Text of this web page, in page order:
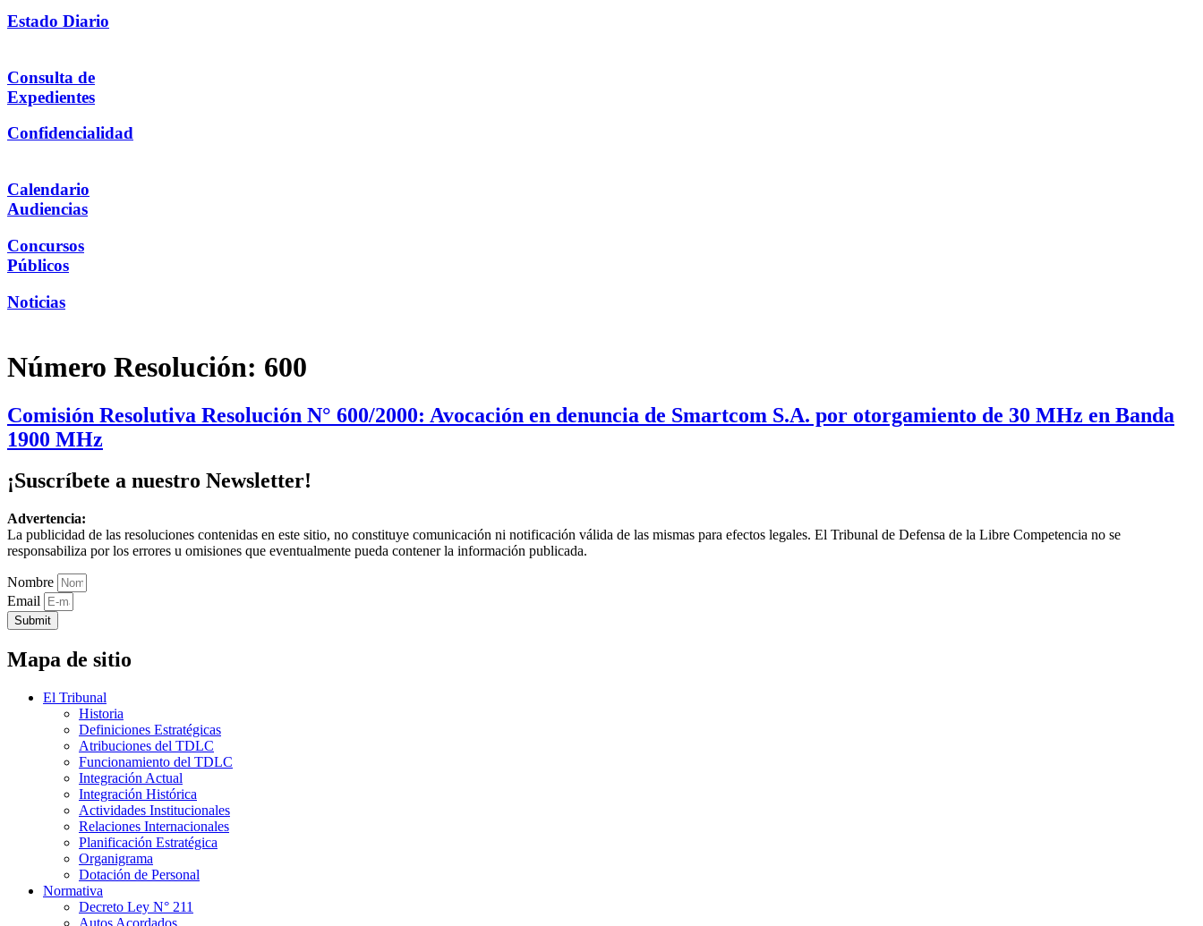
Estado Diario
Consulta de
Expedientes
Confidencialidad
Calendario
Audiencias
Concursos
Públicos
Noticias
Número Resolución: 600
Comisión Resolutiva Resolución N° 600/2000: Avocación en denuncia de Smartcom S.A. por otorgamiento de 30 MHz en Banda
1900 MHz
¡Suscríbete a nuestro Newsletter!
Advertencia:
La publicidad de las resoluciones contenidas en este sitio, no constituye comunicación ni notificación válida de las mismas para efectos legales. El Tribunal de Defensa de la Libre Competencia no se
responsabiliza por los errores u omisiones que eventualmente pueda contener la información publicada.
Nombre
Email
Submit
Mapa de sitio
El Tribunal
Historia
Definiciones Estratégicas
Atribuciones del TDLC
Funcionamiento del TDLC
Integración Actual
Integración Histórica
Actividades Institucionales
Relaciones Internacionales
Planificación Estratégica
Organigrama
Dotación de Personal
Normativa
Decreto Ley N° 211